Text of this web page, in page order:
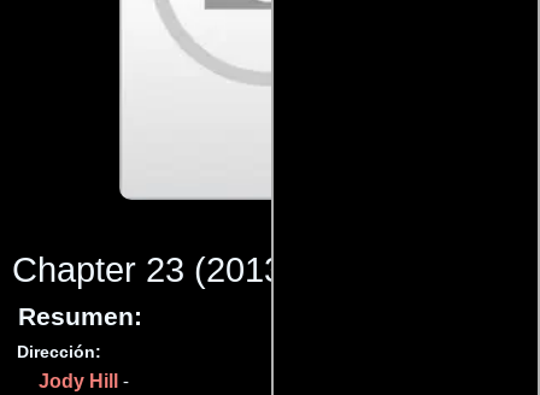
Chapter 23 (2013)
Resumen:
Dirección:
Jody Hill -